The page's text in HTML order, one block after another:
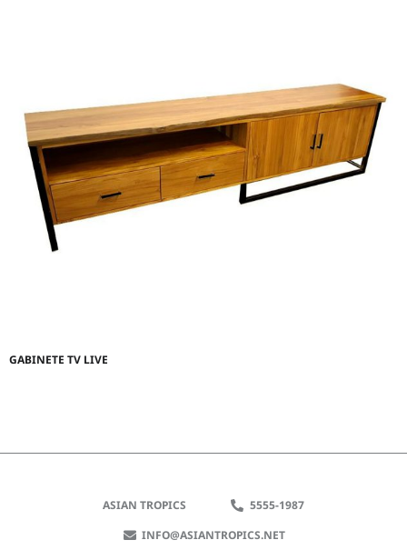
GABINETE TV LIVE
ASIAN TROPICS
5555-1987
INFO@ASIANTROPICS.NET